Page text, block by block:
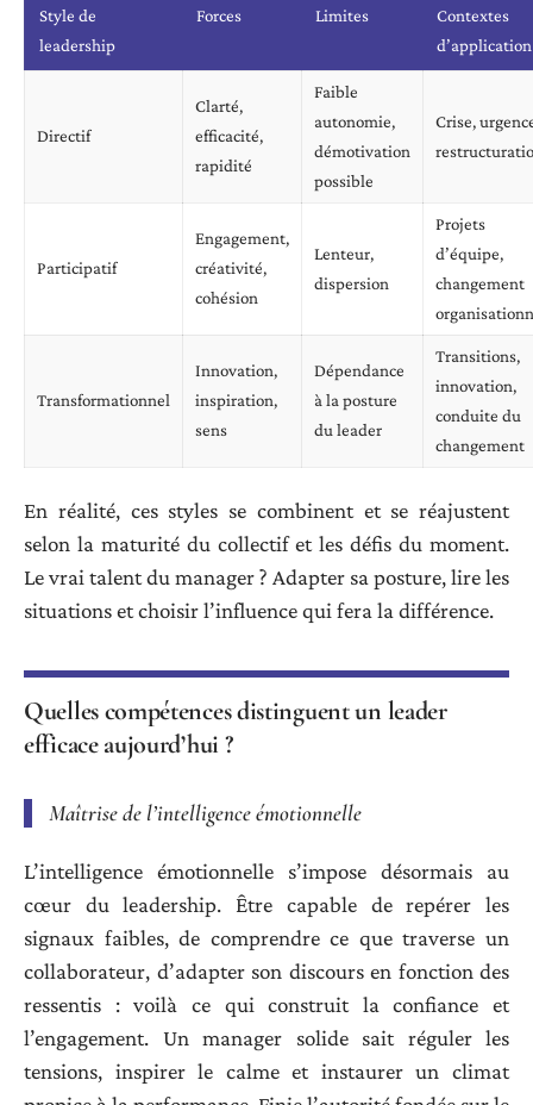
Style de
leadership
Forces Limites
Contextes
d’application
Directif
Clarté,
efficacité,
rapidité
Faible
autonomie,
démotivation
possible
Crise,
Participatif
Engagement,
créativité,
cohésion
Lenteur,
dispersion
Projets
d’équipe,
changement
Transformationnel
Innovation,
inspiration,
sens
Dépendance
à la posture
du leader
Transitions,
innovation,
conduite du
changement
En réalité, ces styles se combinent et se réajustent
selon la maturité du collectif et les défis du moment.
Le vrai talent du manager ? Adapter sa posture, lire les
situations et choisir l’influence qui fera la différence.
Quelles compétences distinguent un leader
efficace aujourd’hui ?
Maîtrise de l’intelligence émotionnelle
L’intelligence émotionnelle s’impose désormais au
cœur du leadership. Être capable de repérer les
signaux faibles, de comprendre ce que traverse un
collaborateur, d’adapter son discours en fonction des
ressentis : voilà ce qui construit la confiance et
l’engagement. Un manager solide sait réguler les
tensions, inspirer le calme et instaurer un climat